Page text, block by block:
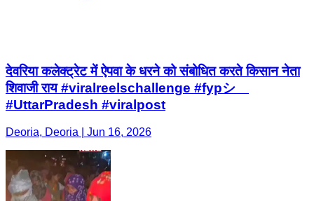
देवरिया कलेक्ट्रेट में ऐपवा के धरने को संबोधित करते किसान नेता
शिवाजी राय #viralreelschallenge #fypシ゚
#UttarPradesh #viralpost
Deoria, Deoria | Jun 16, 2026